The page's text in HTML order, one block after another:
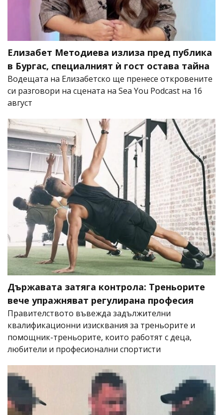
Елизабет Методиева излиза пред публика
в Бургас, специалният ѝ гост остава тайна
Водещата на Елизабетско ще пренесе откровените
си разговори на сцената на Sea You Podcast на 16
август
Държавата затяга контрола: Треньорите
вече упражняват регулирана професия
Правителството въвежда задължителни
квалификационни изисквания за треньорите и
помощник-треньорите, които работят с деца,
любители и професионални спортисти